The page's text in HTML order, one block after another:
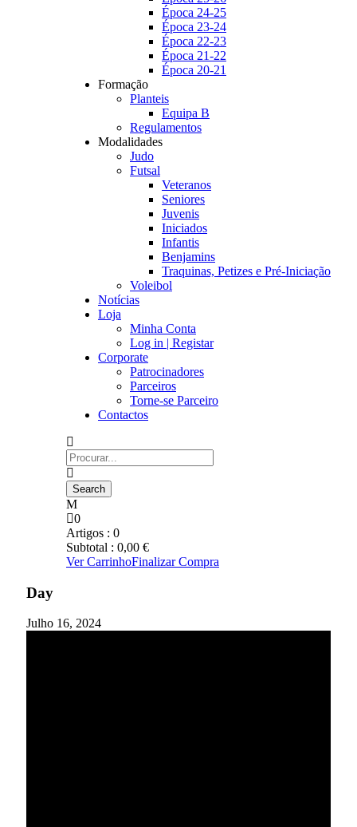
Época 24-25
Época 23-24
Época 22-23
Época 21-22
Época 20-21
Formação
Planteis
Equipa B
Regulamentos
Modalidades
Judo
Futsal
Veteranos
Seniores
Juvenis
Iniciados
Infantis
Benjamins
Traquinas, Petizes e Pré-Iniciação
Voleibol
Notícias
Loja
Minha Conta
Log in | Registar
Corporate
Patrocinadores
Parceiros
Torne-se Parceiro
Contactos
0
Artigos : 0
Subtotal : 0,00 €
Ver CarrinhoFinalizar Compra
Day
Julho 16, 2024